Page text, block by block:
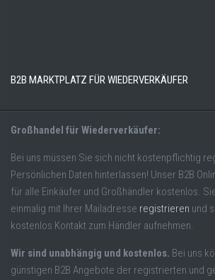
B2B MARKTPLATZ FÜR WIEDERVERKÄUFER
Großhandel für Wiederverkäufer:
Bei uns müssen Sie sich nicht kostenpflichtig
Persönlichen Daten hinterlassen! Unser B2B
für alle Einkäufer und Großhändler kostenlos.
einmalig mit Ihrer Mailadresse registrieren und
kostenlos Kontakt zum Händler aufnehmen.
Wir sind unabhängig und kostenlos. Bei uns
günstigen B2B Angebote der registrierten und